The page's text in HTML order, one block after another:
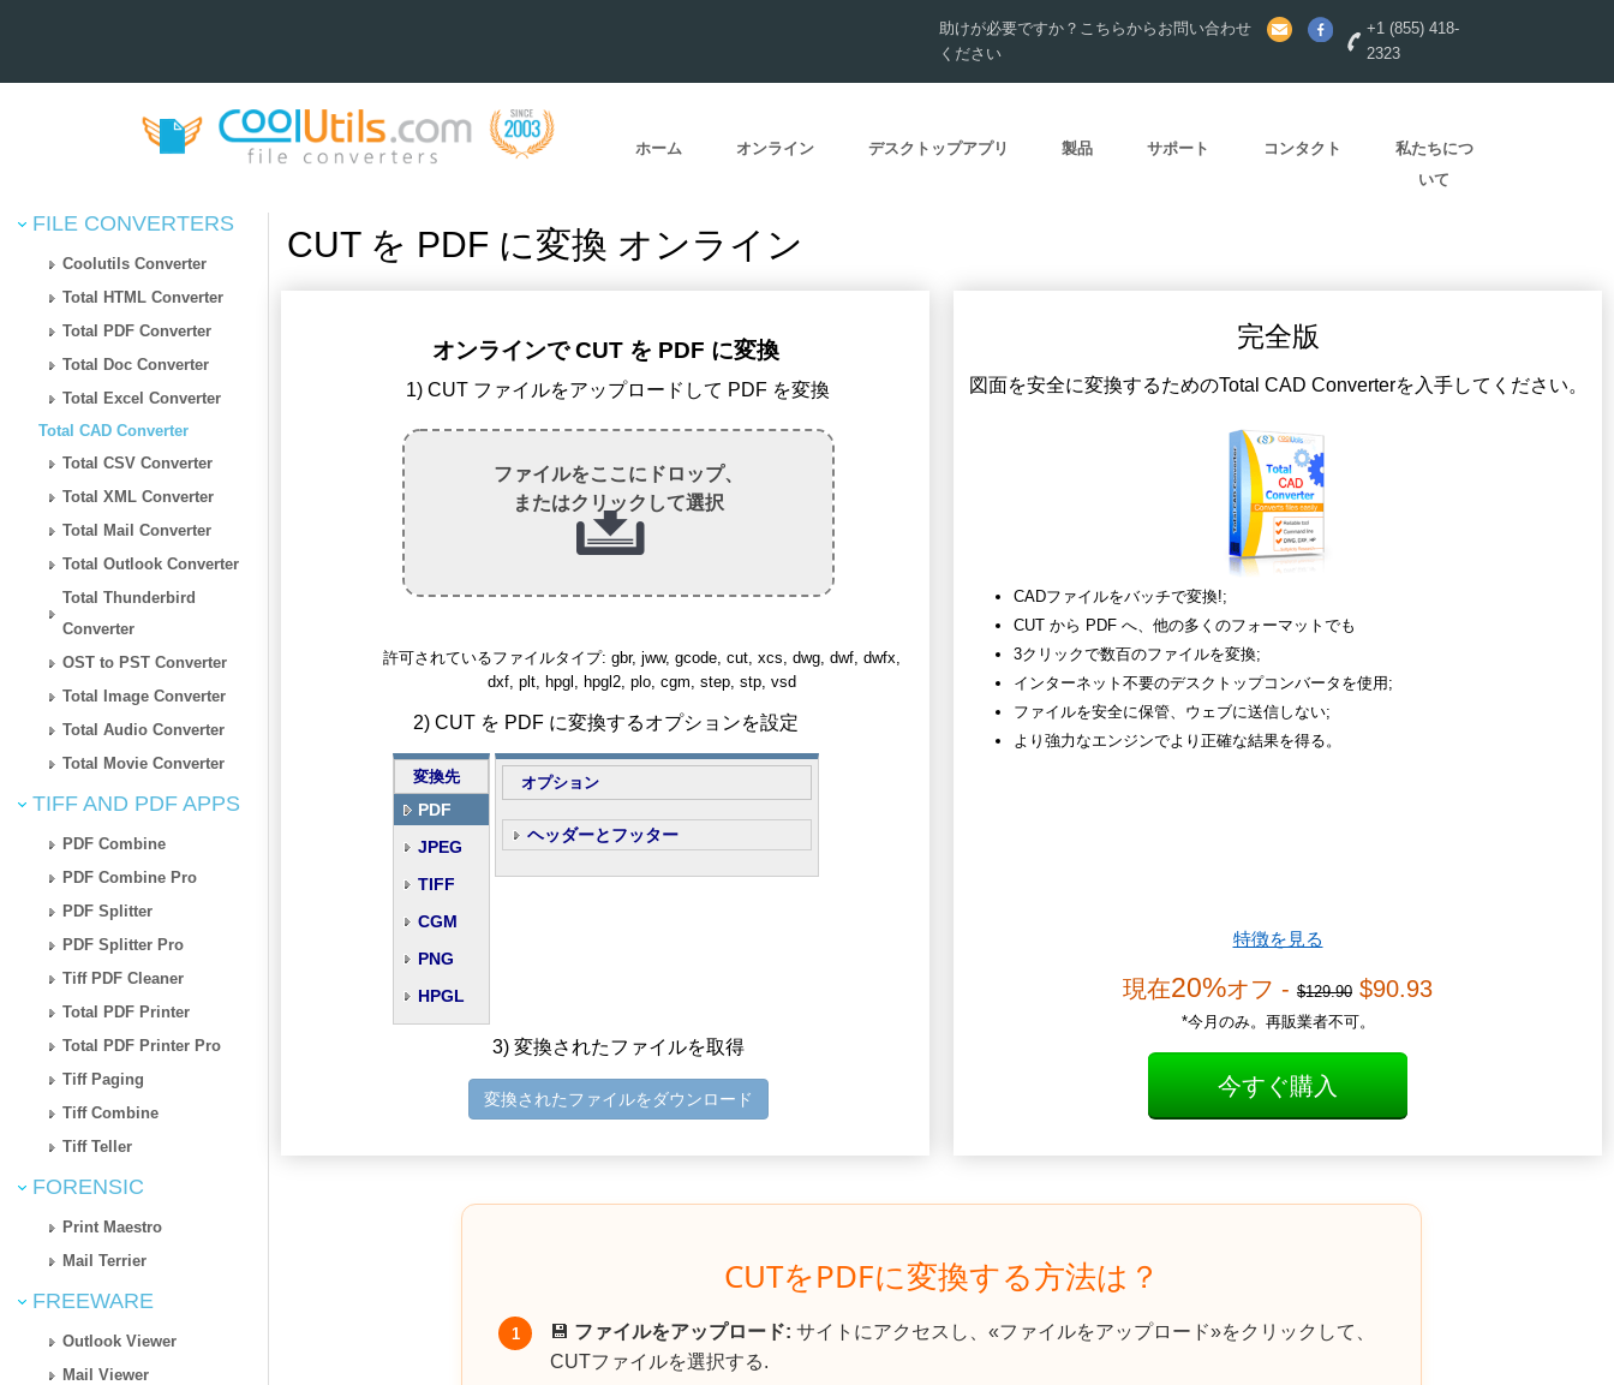
助けが必要ですか？こちらからお問い合わせ
ください
+1 (855) 418-
2323
ホーム オンライン デスクトップアプリ 製品 サポート コンタクト
私たちにつ
いて
FILE CONVERTERS
Coolutils Converter
Total HTML Converter
Total PDF Converter
Total Doc Converter
Total Excel Converter
Total CAD Converter
Total CSV Converter
Total XML Converter
Total Mail Converter
Total Outlook Converter
Total Thunderbird
Converter
OST to PST Converter
Total Image Converter
Total Audio Converter
Total Movie Converter
TIFF AND PDF APPS
PDF Combine
PDF Combine Pro
PDF Splitter
PDF Splitter Pro
Tiff PDF Cleaner
Total PDF Printer
Total PDF Printer Pro
Tiff Paging
Tiff Combine
Tiff Teller
FORENSIC
Print Maestro
Mail Terrier
FREEWARE
Outlook Viewer
Mail Viewer
CUT を PDF に変換 オンライン
オンラインで CUT を PDF に変換
1) CUT ファイルをアップロードして PDF を変換
ファイルをここにドロップ、
またはクリックして選択
許可されているファイルタイプ: gbr, jww, gcode, cut, xcs, dwg, dwf, dwfx,
dxf, plt, hpgl, hpgl2, plo, cgm, step, stp, vsd
2) CUT を PDF に変換するオプションを設定
変換先
PDF
JPEG
TIFF
CGM
PNG
HPGL
オプション
ヘッダーとフッター
3) 変換されたファイルを取得
変換されたファイルをダウンロード
完全版
図面を安全に変換するためのTotal CAD Converterを入手してください。
CADファイルをバッチで変換!;
CUT から PDF へ、他の多くのフォーマットでも
3クリックで数百のファイルを変換;
インターネット不要のデスクトップコンバータを使用;
ファイルを安全に保管、ウェブに送信しない;
より強力なエンジンでより正確な結果を得る。
特徴を見る
現在20%オフ - $129.90 $90.93
*今月のみ。再販業者不可。
今すぐ購入
CUTをPDFに変換する方法は？
1 💾 ファイルをアップロード: サイトにアクセスし、«ファイルをアップロード»をクリックして、
CUTファイルを選択する.